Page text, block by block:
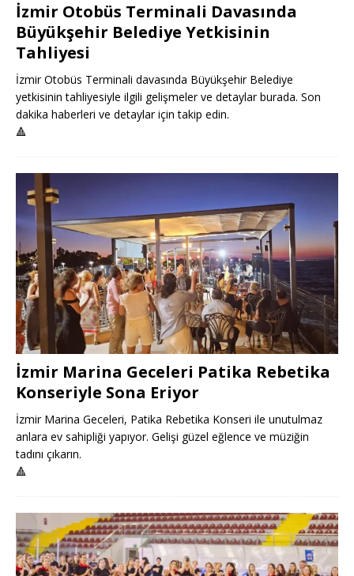
İzmir Otobüs Terminali Davasında
Büyükşehir Belediye Yetkisinin
Tahliyesi
İzmir Otobüs Terminali davasında Büyükşehir Belediye
yetkisinin tahliyesiyle ilgili gelişmeler ve detaylar burada. Son
dakika haberleri ve detaylar için takip edin.
🔺
İzmir Marina Geceleri Patika Rebetika
Konseriyle Sona Eriyor
İzmir Marina Geceleri, Patika Rebetika Konseri ile unutulmaz
anlara ev sahipliği yapıyor. Gelişi güzel eğlence ve müziğin
tadını çıkarın.
🔺